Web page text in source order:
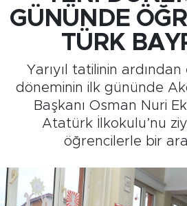
GÜNÜNDE
TÜRK
Yarıyıl tatilinin
döneminin ilk gününde
Başkanı Osman Nuri
Atatürk İlkokulu’nu
öğrencilerle bir
Medya
Siyaset
Teknoloji
Foto Galeri